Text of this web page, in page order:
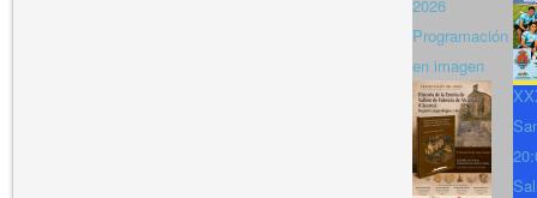
2026
Programación
en imagen